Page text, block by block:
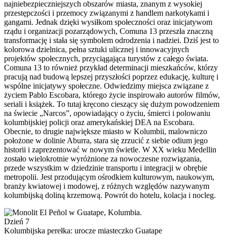
najniebezpieczniejszych obszarów miasta, znanym z wysokiej
przestępczości i przemocy związanymi z handlem narkotykami i
gangami. Jednak dzięki wysiłkom społeczności oraz inicjatywom
rządu i organizacji pozarządowych, Comuna 13 przeszła znaczną
transformację i stała się symbolem odrodzenia i nadziei. Dziś jest to
kolorowa dzielnica, pełna sztuki ulicznej i innowacyjnych
projektów społecznych, przyciągająca turystów z całego świata.
Comuna 13 to również przykład determinacji mieszkańców, którzy
pracują nad budową lepszej przyszłości poprzez edukację, kulturę i
wspólne inicjatywy społeczne. Odwiedzimy miejsca związane z
życiem Pablo Escobara, którego życie inspirowało autorów filmów,
seriali i książek. To tutaj kręcono cieszący się dużym powodzeniem
na świecie „Narcos”, opowiadający o życiu, śmierci i polowaniu
kolumbijskiej policji oraz amerykańskiej DEA na Escobara.
Obecnie, to drugie największe miasto w Kolumbii, malowniczo
położone w dolinie Aburra, stara się zrzucić z siebie odium jego
historii i zaprezentować w nowym świetle. W XX wieku Medellin
zostało wielokrotnie wyróżnione za nowoczesne rozwiązania,
przede wszystkim w dziedzinie transportu i integracji w obrębie
metropolii. Jest przodującym ośrodkiem kulturowym, naukowym,
branży kwiatowej i modowej, z różnych względów nazywanym
kolumbijską doliną krzemową. Powrót do hotelu, kolacja i nocleg.
Dzień 7
Kolumbijska perełka: urocze miasteczko Guatape